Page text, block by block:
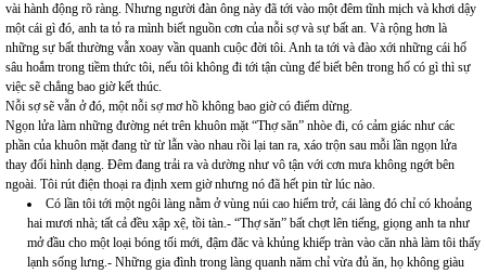
vài hành động rõ ràng. Nhưng người đàn ông này đã tới vào một đêm tĩnh mịch và khơi dậy
một cái gì đó, anh ta tỏ ra mình biết nguồn cơn của nỗi sợ và sự bất an. Và rộng hơn là
những sự bất thường vẫn xoay vần quanh cuộc đời tôi. Anh ta tới và đào xới những cái hố
sâu hoắm trong tiềm thức tôi, nếu tôi không đi tới tận cùng để biết bên trong hố có gì thì sự
việc sẽ chẳng bao giờ kết thúc.
Nỗi sợ sẽ vẫn ở đó, một nỗi sợ mơ hồ không bao giờ có điểm dừng.
Ngọn lửa làm những đường nét trên khuôn mặt “Thợ săn” nhòe đi, có cảm giác như các
phần của khuôn mặt đang từ từ lẫn vào nhau rồi lại tan ra, xáo trộn sau mỗi lần ngọn lửa
thay đổi hình dạng. Đêm đang trải ra và dường như vô tận với cơn mưa không ngớt bên
ngoài. Tôi rút điện thoại ra định xem giờ nhưng nó đã hết pin từ lúc nào.
Có lần tôi tới một ngôi làng nằm ở vùng núi cao hiểm trở, cái làng đó chỉ có khoảng
hai mươi nhà; tất cả đều xập xệ, tồi tàn.- “Thợ săn” bất chợt lên tiếng, giọng anh ta như
mở đầu cho một loại bóng tối mới, đậm đăc và khủng khiếp tràn vào căn nhà làm tôi thấy
lạnh sống lưng.- Những gia đình trong làng quanh năm chỉ vừa đủ ăn, họ không giàu